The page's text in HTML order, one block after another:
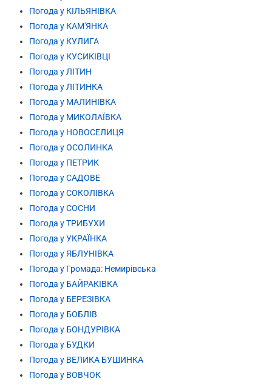
Погода у КІЛЬЯНІВКА
Погода у КАМ'ЯНКА
Погода у КУЛИГА
Погода у КУСИКІВЦІ
Погода у ЛІТИН
Погода у ЛІТИНКА
Погода у МАЛИНІВКА
Погода у МИКОЛАЇВКА
Погода у НОВОСЕЛИЦЯ
Погода у ОСОЛИНКА
Погода у ПЕТРИК
Погода у САДОВЕ
Погода у СОКОЛІВКА
Погода у СОСНИ
Погода у ТРИБУХИ
Погода у УКРАЇНКА
Погода у ЯБЛУНІВКА
Погода у Громада: Немирівська
Погода у БАЙРАКІВКА
Погода у БЕРЕЗІВКА
Погода у БОБЛІВ
Погода у БОНДУРІВКА
Погода у БУДКИ
Погода у ВЕЛИКА БУШИНКА
Погода у ВОВЧОК